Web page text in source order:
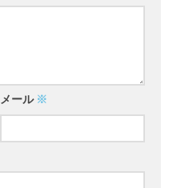
メール ※